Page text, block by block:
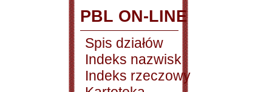
PBL ON-LINE
Spis działów
Indeks nazwisk
Indeks rzeczowy